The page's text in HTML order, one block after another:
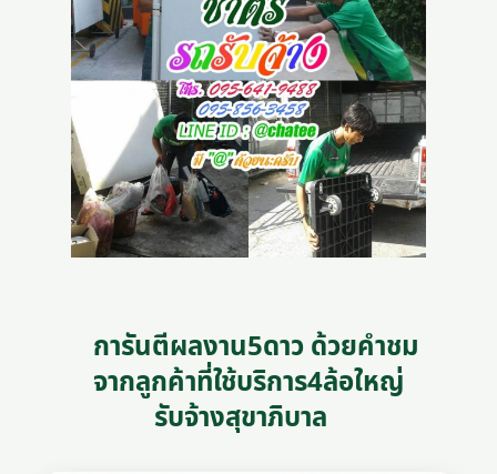
การันตีผลงาน5ดาว ด้วยคำชม
จากลูกค้าที่ใช้บริการ4ล้อใหญ่
รับจ้างสุขาภิบาล